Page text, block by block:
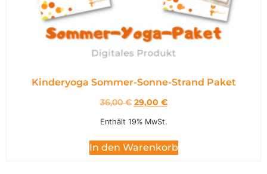
Kinderyoga Sommer-Sonne-Strand Paket
36,00€ 29,00 €
Enthält 19% MwSt.
In den Warenkorb